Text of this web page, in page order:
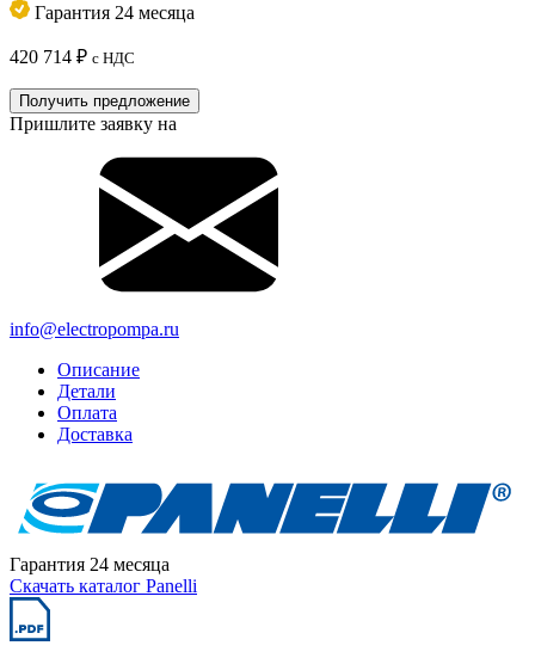
Гарантия 24 месяца
420 714 ₽ с НДС
Получить предложение
Пришлите заявку на
info@electropompa.ru
Описание
Детали
Оплата
Доставка
Гарантия 24 месяца
Скачать каталог Panelli